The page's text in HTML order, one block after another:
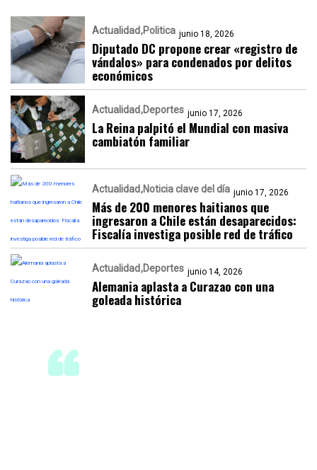
Actualidad Politica junio 18, 2026
Diputado DC propone crear «registro de
vándalos» para condenados por delitos
económicos
Actualidad Deportes junio 17, 2026
La Reina palpitó el Mundial con masiva
cambiatón familiar
Actualidad Noticia clave del día junio 17, 2026
Más de 200 menores haitianos que
ingresaron a Chile están desaparecidos:
Fiscalía investiga posible red de tráfico
Actualidad Deportes junio 14, 2026
Alemania aplasta a Curazao con una
goleada histórica